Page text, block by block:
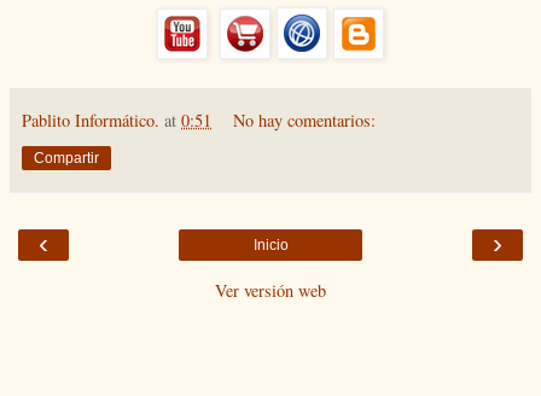
Pablito Informático. at 0:51 No hay comentarios:
Compartir
‹ ›
Inicio
Ver versión web